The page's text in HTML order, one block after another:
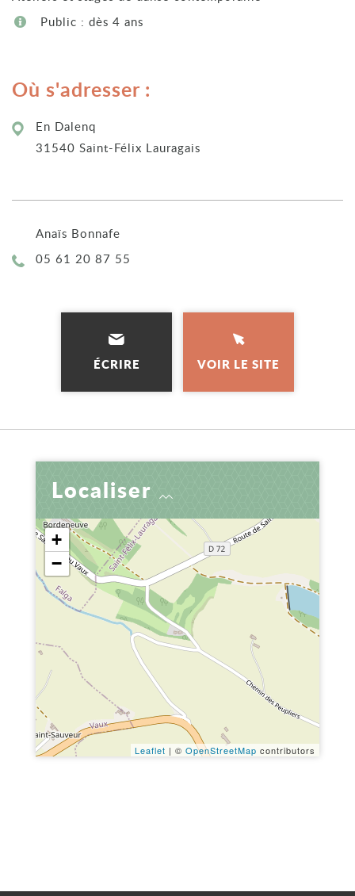
Public : dès 4 ans
Où s'adresser :
En Dalenq
31540 Saint-Félix Lauragais
Anaïs Bonnafe
Téléphone :
05 61 20 87 55
ÉCRIRE VOIR LE SITE
Localiser
+
−
Leaflet | ©OpenStreetMap contributors